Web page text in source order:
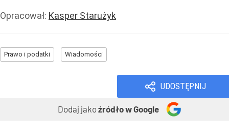
Opracował: Kasper Starużyk
Prawo i podatki Wiadomości
UDOSTĘPNIJ
Dodaj jakoźródło w Google